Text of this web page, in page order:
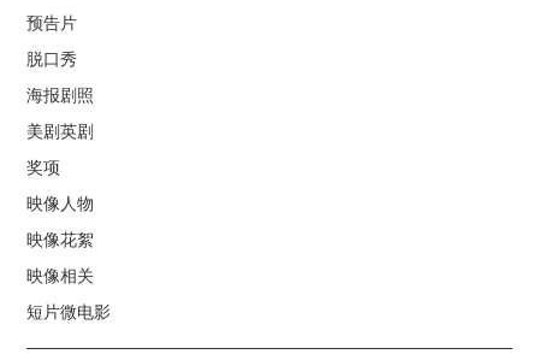
预告片
脱口秀
海报剧照
美剧英剧
奖项
映像人物
映像花絮
映像相关
短片微电影